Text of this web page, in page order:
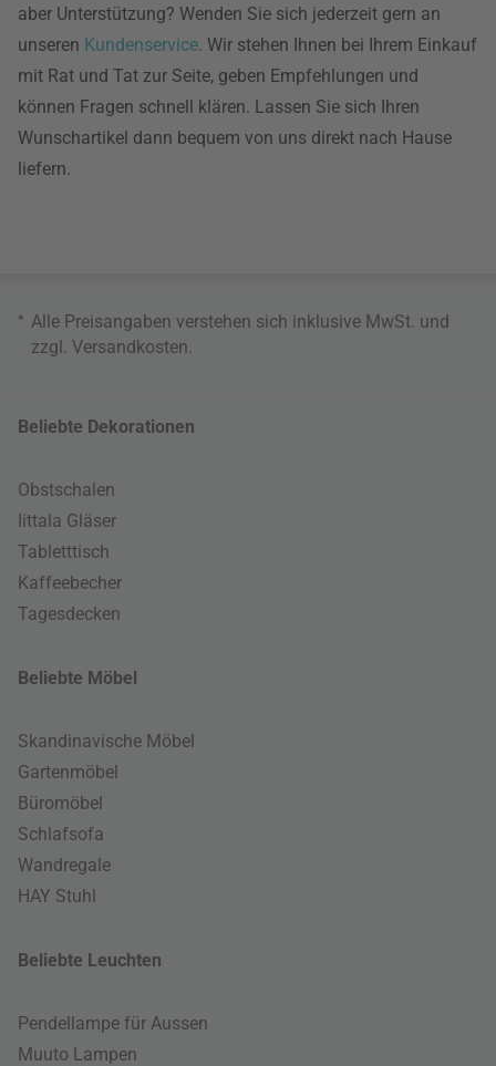
aber Unterstützung? Wenden Sie sich jederzeit gern an
unseren Kundenservice. Wir stehen Ihnen bei Ihrem Einkauf
mit Rat und Tat zur Seite, geben Empfehlungen und
können Fragen schnell klären. Lassen Sie sich Ihren
Wunschartikel dann bequem von uns direkt nach Hause
liefern.
* Alle Preisangaben verstehen sich inklusive MwSt. und
zzgl. Versandkosten.
Beliebte Dekorationen
Obstschalen
Iittala Gläser
Tabletttisch
Kaffeebecher
Tagesdecken
Beliebte Möbel
Skandinavische Möbel
Gartenmöbel
Büromöbel
Schlafsofa
Wandregale
HAY Stuhl
Beliebte Leuchten
Pendellampe für Aussen
Muuto Lampen